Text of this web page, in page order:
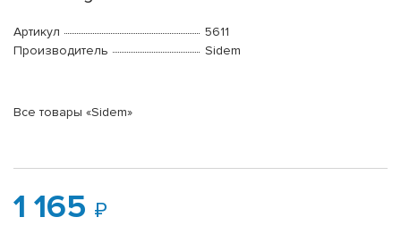
Артикул
5611
Производитель
Sidem
Все товары «Sidem»
1 165